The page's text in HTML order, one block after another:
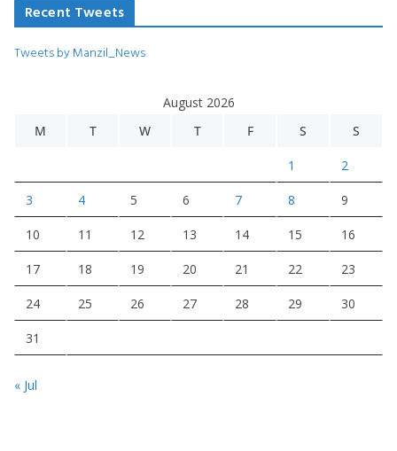
Recent Tweets
Tweets by Manzil_News
August 2026
M
T W T F S S
1 2
3 4 5 6 7 8 9
10 11 12 13 14 15 16
17 18 19 20 21 22 23
24 25 26 27 28 29 30
31
« Jul